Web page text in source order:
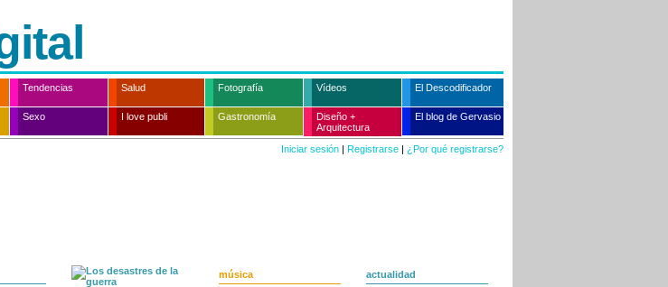
Tendencias Salud Fotografía Vídeos El Descodificador
Sexo I love publi Gastronomía
Diseño +
Arquitectura
El blog de Gervasio
Iniciar sesión | Registrarse | ¿Por qué registrarse?
música
actualidad